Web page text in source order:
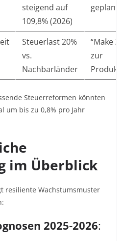
steigend auf
109,8% (2026)
geplant
Steuerlast 20%
vs.
Nachbarländer
“Make
zur
Steuerreformen könnten
um bis zu 0,8% pro Jahr
im Überblick
resiliente Wachstumsmuster
2025-2026: